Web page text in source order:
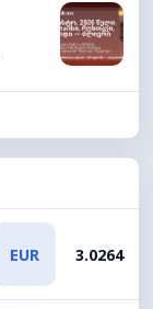
EUR 3.0264